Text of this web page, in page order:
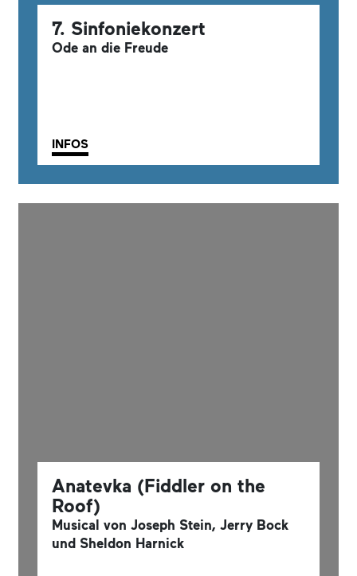
7. Sinfoniekonzert
Ode an die Freude
INFOS
Anatevka (Fiddler on the
Roof)
Musical von Joseph Stein, Jerry Bock
und Sheldon Harnick